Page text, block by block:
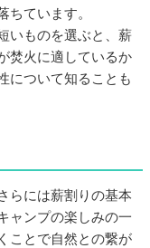
ています。
いものを選ぶと、薪
焚火に適しているか
について知ることも
らには薪割りの基本
ャンプの楽しみの一
ことで自然との繋が